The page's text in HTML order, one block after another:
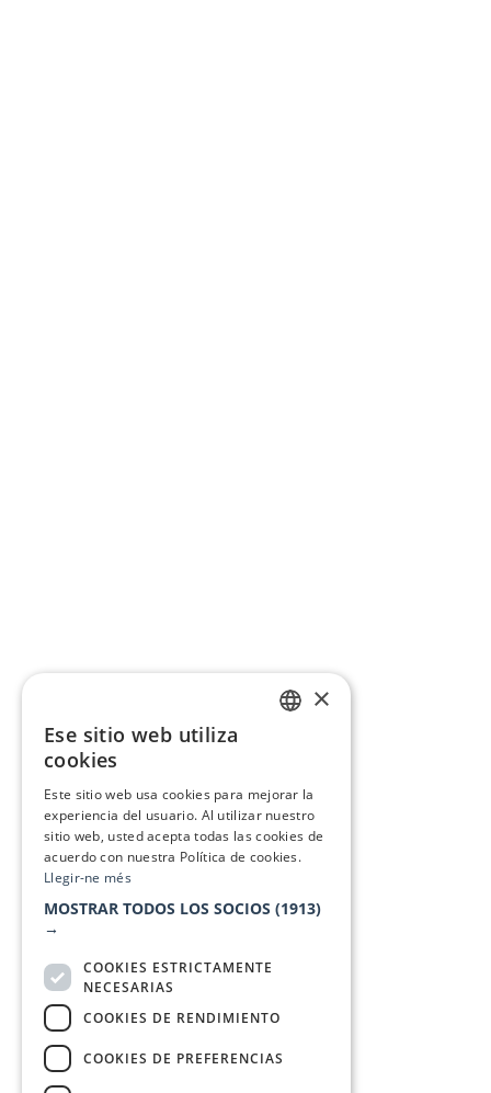
×
Ese sitio web utiliza
cookies
Este sitio web usa cookies para mejorar la
experiencia del usuario. Al utilizar nuestro
sitio web, usted acepta todas las cookies de
acuerdo con nuestra Política de cookies.
Llegir-ne més
MOSTRAR TODOS LOS SOCIOS (1913)
→
COOKIES ESTRICTAMENTE
NECESARIAS
COOKIES DE RENDIMIENTO
COOKIES DE PREFERENCIAS